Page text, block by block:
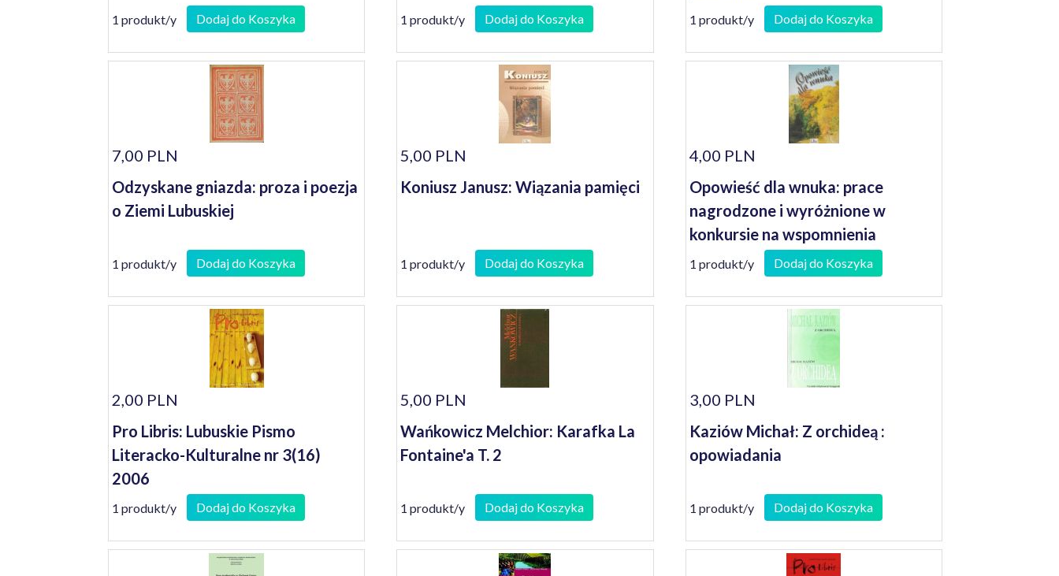
1 produkt/y Dodaj do Koszyka 1 produkt/y Dodaj do Koszyka 1 produkt/y Dodaj do Koszyka
7,00 PLN
Odzyskane gniazda: proza i poezja
o Ziemi Lubuskiej
1 produkt/y Dodaj do Koszyka
5,00 PLN
Koniusz Janusz: Wiązania pamięci
1 produkt/y Dodaj do Koszyka
4,00 PLN
Opowieść dla wnuka: prace
nagrodzone i wyróżnione w
konkursie na wspomnienia
seniorów
1 produkt/y Dodaj do Koszyka
2,00 PLN
Pro Libris: Lubuskie Pismo
Literacko-Kulturalne nr 3(16)
2006
1 produkt/y Dodaj do Koszyka
5,00 PLN
Wańkowicz Melchior: Karafka La
Fontaine'a T. 2
1 produkt/y Dodaj do Koszyka
3,00 PLN
Kaziów Michał: Z orchideą :
opowiadania
1 produkt/y Dodaj do Koszyka